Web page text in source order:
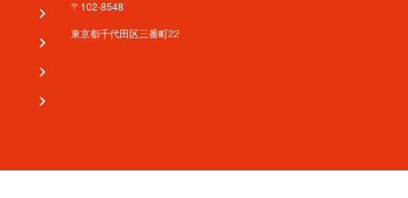
〒102-8548
東京都千代田区三番町22